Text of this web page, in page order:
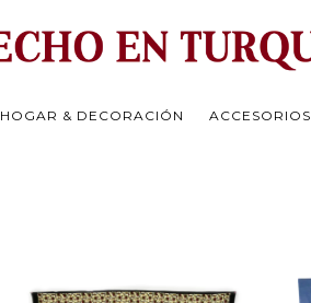
HOGAR & DECORACIÓN ACCESORIOS